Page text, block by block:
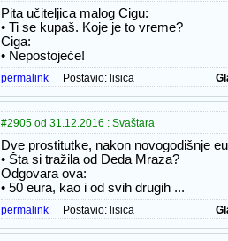
Pita učiteljica malog Cigu:
• Ti se kupaš. Koje je to vreme?
Ciga:
• Nepostojeće!
permalink Postavio: lisica
#2905 od 31.12.2016 : Svaštara
Dve prostitutke, nakon novogodišnje
• Šta si tražila od Deda Mraza?
Odgovara ova:
• 50 eura, kao i od svih drugih ...
permalink Postavio: lisica